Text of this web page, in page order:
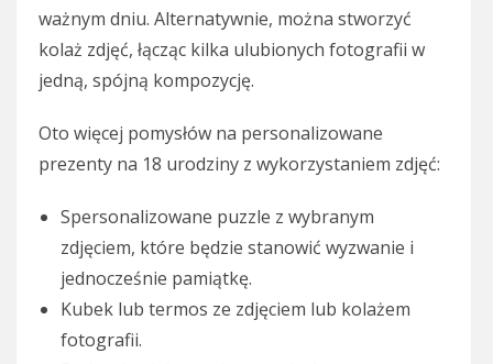
ważnym dniu. Alternatywnie, można stworzyć
kolaż zdjęć, łącząc kilka ulubionych fotografii w
jedną, spójną kompozycję.
Oto więcej pomysłów na personalizowane
prezenty na 18 urodziny z wykorzystaniem zdjęć:
Spersonalizowane puzzle z wybranym
zdjęciem, które będzie stanowić wyzwanie i
jednocześnie pamiątkę.
Kubek lub termos ze zdjęciem lub kolażem
fotografii.